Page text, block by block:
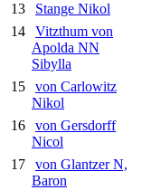
13
Stange Nikol
14
Vitzthum von
Apolda NN
Sibylla
15
von Carlowitz
Nikol
16
von Gersdorff
Nicol
17
von Glantzer N,
Baron